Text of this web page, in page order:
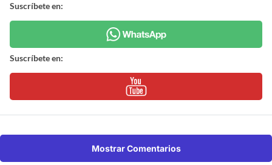
Suscríbete en:
Suscríbete en:
Mostrar Comentarios